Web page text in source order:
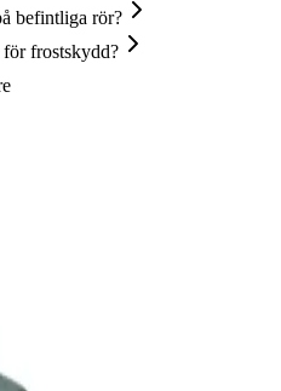
befintliga rör?
frostskydd?